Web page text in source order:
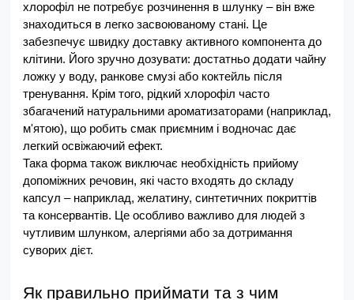
хлорофіл не потребує розчинення в шлунку – він вже
знаходиться в легко засвоюваному стані. Це
забезпечує швидку доставку активного компонента до
клітини. Його зручно дозувати: достатньо додати чайну
ложку у воду, ранкове смузі або коктейль після
тренування. Крім того, рідкий хлорофіл часто
збагачений натуральними ароматизаторами (наприклад,
м'ятою), що робить смак приємним і водночас дає
легкий освіжаючий ефект.
Така форма також виключає необхідність прийому
допоміжних речовин, які часто входять до складу
капсул – наприклад, желатину, синтетичних покриттів
та консервантів. Це особливо важливо для людей з
чутливим шлунком, алергіями або за дотримання
суворих дієт.
Як правильно приймати та з чим